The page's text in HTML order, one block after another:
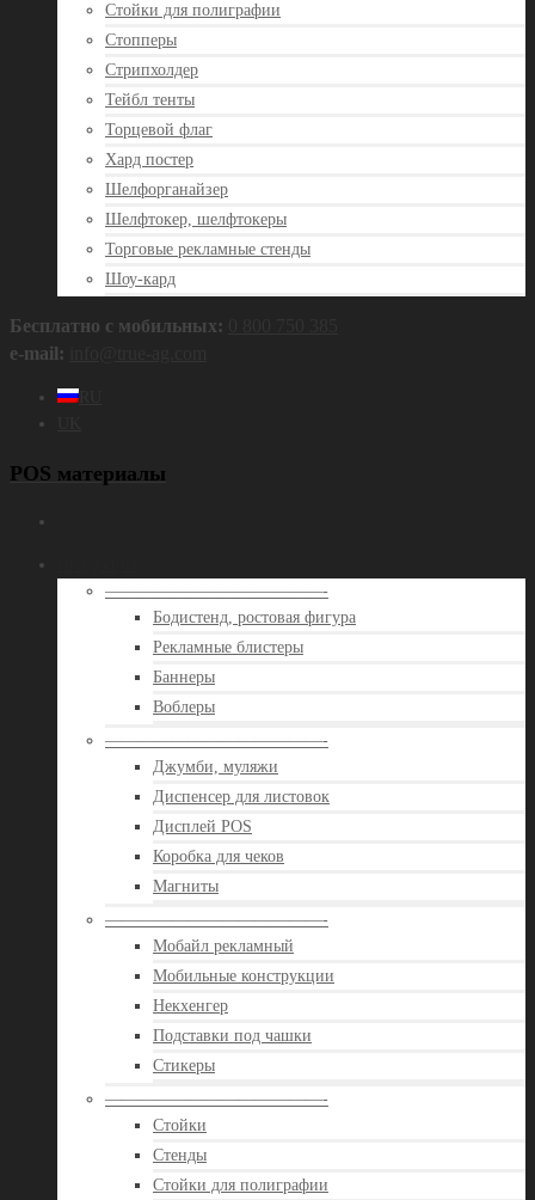
Стойки для полиграфии
Стопперы
Стрипхолдер
Тейбл тенты
Торцевой флаг
Хард постер
Шелфорганайзер
Шелфтокер, шелфтокеры
Торговые рекламные стенды
Шоу-кард
Бесплатно с мобильных:
e‑mail:
POS материалы
—————————————-
Бодистенд, ростовая фигура
Рекламные блистеры
Баннеры
Воблеры
—————————————-
Джумби, муляжи
Диспенсер для листовок
Дисплей POS
Коробка для чеков
Магниты
—————————————-
Мобайл рекламный
Мобильные конструкции
Некхенгер
Подставки под чашки
Стикеры
—————————————-
Стойки
Стенды
Стойки для полиграфии